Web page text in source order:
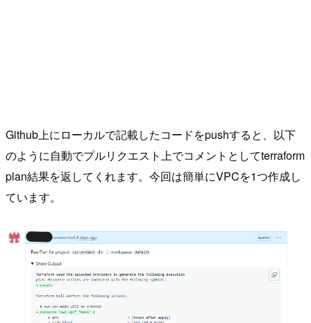
Github上にローカルで記載したコードをpushすると、以下
のように自動でプルリクエスト上でコメントとしてterraform
plan結果を返してくれます。今回は簡単にVPCを1つ作成し
ています。